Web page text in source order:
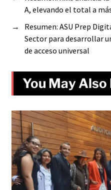
A, elevando el total a
→
Resumen: ASU Prep
Sector para desarrollar
de acceso universal
You May Also